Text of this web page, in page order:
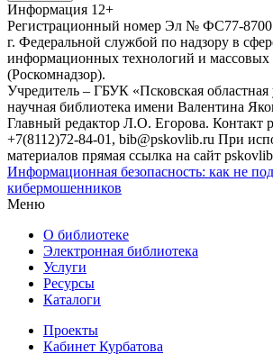
Информация 12+
Регистрационный номер Эл № ФС77-
г. Федеральной службой по надзору в
информационных технологий и
(Роскомнадзор).
Учредитель – ГБУК «Псковская областная
научная библиотека имени Валентина
Главный редактор Л.О. Егорова. Контакт
+7(8112)72-84-01, bib@pskovlib.ru При
материалов прямая ссылка на сайт
Информационная безопасность: как не
кибермошенников
Меню
О библиотеке
Электронная библиотека
Услуги
Ресурсы
Каталоги
Проекты
Кабинет Курбатова